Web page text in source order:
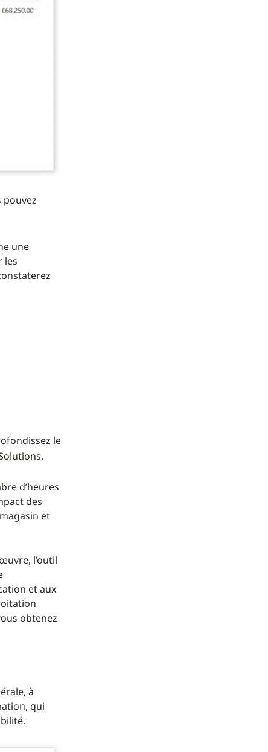
pouvez
une
les
le
d’heures
des
et
l’outil
et aux
obtenez
à
qui